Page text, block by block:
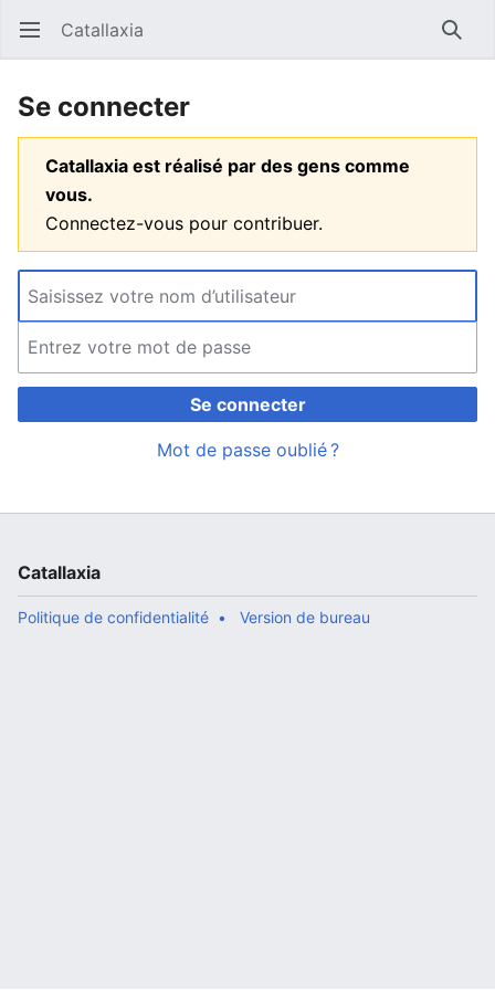
Ouvrir le menu principal Catallaxia
Se connecter
Catallaxia est réalisé par des gens comme
vous.
Connectez-vous pour contribuer.
Se connecter
Mot de passe oublié ?
Catallaxia
Politique de confidentialité Version de bureau